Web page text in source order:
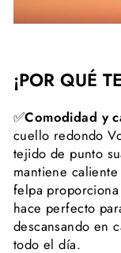
¡POR QUÉ
✅Comodidad y
cuello redondo
tejido de punto
mantiene
felpa
hace perfecto
descansando en
todo el día.